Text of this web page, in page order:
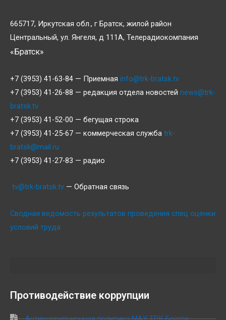
665717, Иркутская обл., г Братск, жилой район
Центральный, ул. Янгеля, д 111А, Телерадиокомпания
«Братск»
+7 (3953) 41-63-84 — Приемная info@trk-bratsk.tv
+7 (3953) 41-26-88 — редакция отдела новостей news@trk-
bratsk.tv
+7 (3953) 41-52-00 — бегущая строка
+7 (3953) 41-25-67 — коммерческая служба trk-
bratsk@mail.ru
+7 (3953) 41-27-83 — радио
tv@trk-bratsk.tv — Обратная связь
Сводная ведомость результатов проведения спец оценки
условий труда
Противодействие коррупции